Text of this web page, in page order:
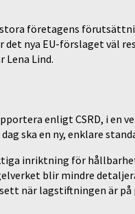
företagens
nya EU-förslaget väl
Lena Lind.
enligt CSRD, i en
ska en ny, enklare
inriktning för
blir mindre
när lagstiftningen är på